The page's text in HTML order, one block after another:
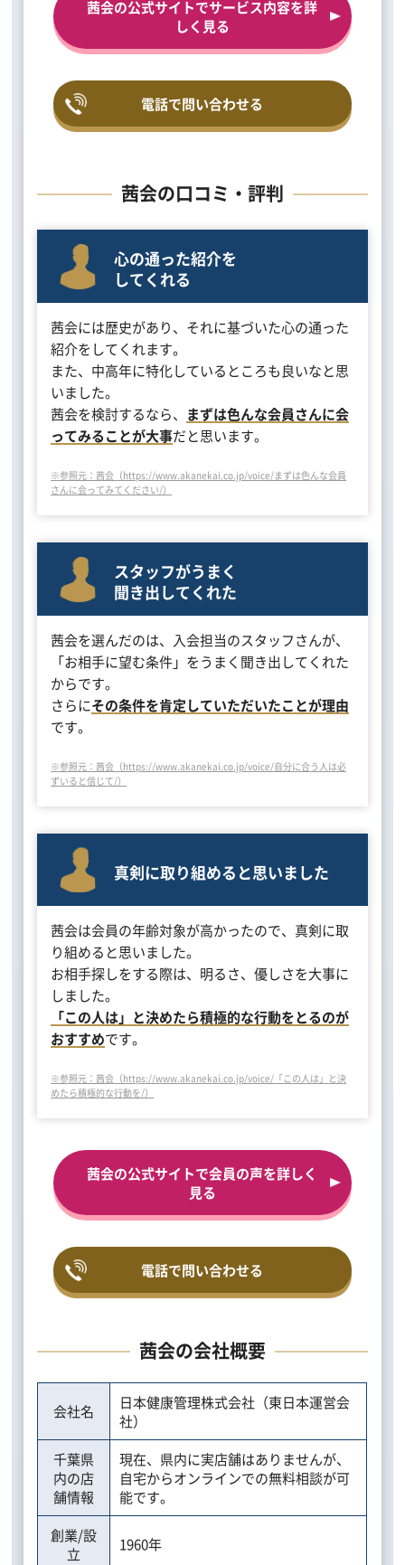
茜会の公式サイトでサービス内容を詳
しく見る
電話で問い合わせる
茜会の口コミ・評判
心の通った紹介を
してくれる
茜会には歴史があり、それに基づいた心の通った
紹介をしてくれます。
また、中高年に特化しているところも良いなと思
いました。
茜会を検討するなら、 まずは色んな会員さんに会
ってみることが大事だと思います。
※参照元：茜会（https://www.akanekai.co.jp/voice/まずは色んな会員
さんに会ってみてください/）
スタッフがうまく
聞き出してくれた
茜会を選んだのは、入会担当のスタッフさんが、
「お相手に望む条件」をうまく聞き出してくれた
からです。
さらにその条件を肯定していただいたことが理由
です。
※参照元：茜会（https://www.akanekai.co.jp/voice/自分に合う人は必
ずいると信じて/）
真剣に取り組めると思いました
茜会は会員の年齢対象が高かったので、真剣に取
り組めると思いました。
お相手探しをする際は、明るさ、優しさを大事に
しました。
「この人は」と決めたら積極的な行動をとるのが
おすすめです。
※参照元：茜会（https://www.akanekai.co.jp/voice/「この人は」と決
めたら積極的な行動を/）
茜会の公式サイトで会員の声を詳しく
見る
電話で問い合わせる
茜会の会社概要
会社名
日本健康管理株式会社（東日本運営会
社）
千葉県
内の店
舗情報
現在、県内に実店舗はありませんが、
自宅からオンラインでの無料相談が可
能です。
創業/設
立
1960年